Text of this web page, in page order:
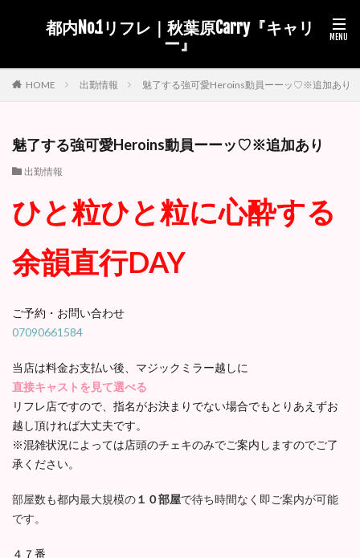
都内No.1リフレ｜秋葉原Carry『キャリ
ー』
HOME 出勤情報 魅了する強可愛Heroins動員ーーッ♡※追加あり
魅了する強可愛Heroins動員ーーッ♡※追加あり
出勤情報
ひと粒ひと粒に心酔する
余韻直行DAY
ご予約・お問い合わせ
07090661584
当店は料金お支払い後、マジックミラー越しに
直接キャストを見て選べる
リフレ店ですので、指名がお決まりでない場合でもとりあえずお
越し頂ければ大丈夫です。
※混雑状況によっては店頭のチェキのみでご案内しますのでご了
承ください。
部屋数も都内最大規模の１０部屋で待ち時間なく即ご案内が可能
です。
４７番